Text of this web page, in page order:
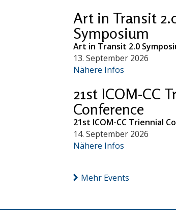
Art in Transit
Symposium
Art in Transit 2.0
13. September 2026
Nähere Infos
21st ICOM-CC
Conference
21st ICOM-CC Triennial
14. September 2026
Nähere Infos
Mehr Events